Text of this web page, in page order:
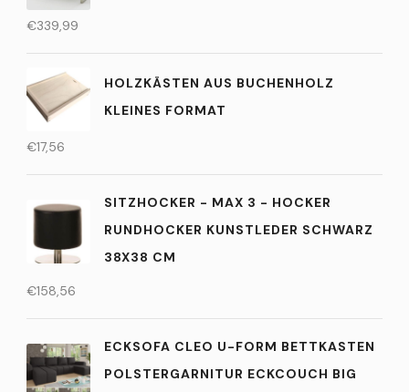
€339,99
HOLZKÄSTEN AUS BUCHENHOLZ
KLEINES FORMAT
€17,56
SITZHOCKER - MAX 3 - HOCKER
RUNDHOCKER KUNSTLEDER SCHWARZ
38X38 CM
€158,56
ECKSOFA CLEO U-FORM BETTKASTEN
POLSTERGARNITUR ECKCOUCH BIG